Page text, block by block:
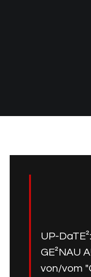
UP-
GE²NAU
von/vom